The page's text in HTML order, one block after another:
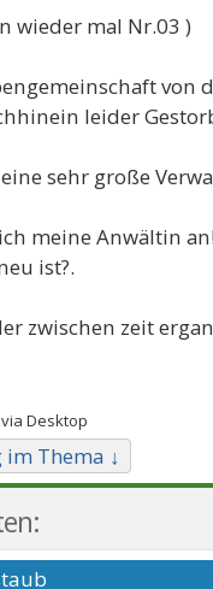
wieder mal Nr.03 )
von
leider
sehr große
meine Anwältin
ist?.
zwischen zeit
Thema ↓